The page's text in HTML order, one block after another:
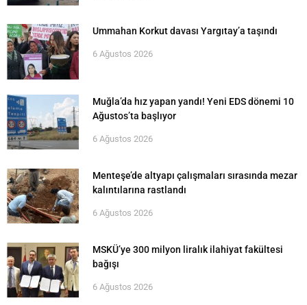
Ummahan Korkut davası Yargıtay’a taşındı
6 Ağustos 2026
Muğla’da hız yapan yandı! Yeni EDS dönemi 10
Ağustos’ta başlıyor
6 Ağustos 2026
Menteşe’de altyapı çalışmaları sırasında mezar
kalıntılarına rastlandı
6 Ağustos 2026
MSKÜ’ye 300 milyon liralık ilahiyat fakültesi
bağışı
6 Ağustos 2026